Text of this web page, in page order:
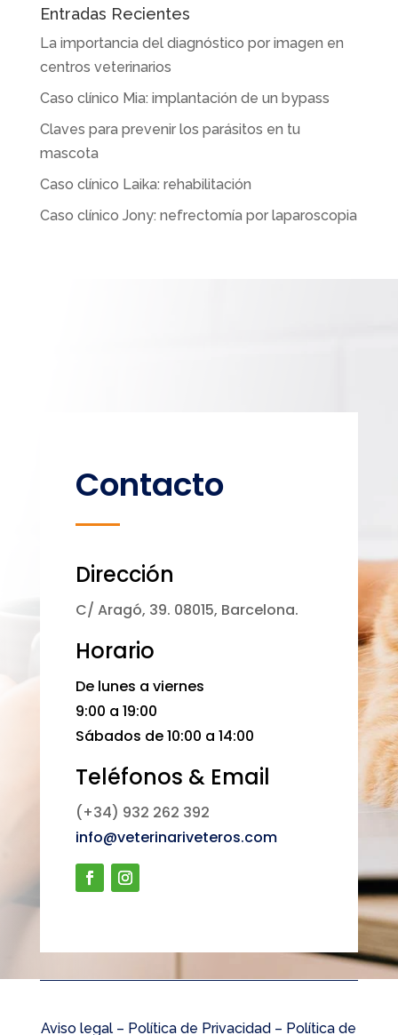
c
e
b
o
o
k
a
gr
a
m
e
d
Entradas Recientes
La importancia del diagnóstico por imagen en
centros veterinarios
Caso clínico Mia: implantación de un bypass
Claves para prevenir los parásitos en tu
mascota
Caso clínico Laika: rehabilitación
Caso clínico Jony: nefrectomía por laparoscopia
Contacto
Dirección
C/ Aragó, 39. 08015, Barcelona.
Horario
De lunes a viernes
9:00 a 19:00
Sábados de 10:00 a 14:00
Teléfonos & Email
(+34) 932 262 392
info@veterinariveteros.com
Aviso legal – Política de Privacidad – Política de